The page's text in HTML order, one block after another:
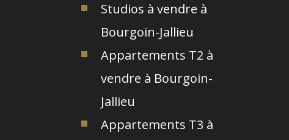
Studios à vendre à
Bourgoin-Jallieu
Appartements T2 à
vendre à Bourgoin-
Jallieu
Appartements T3 à